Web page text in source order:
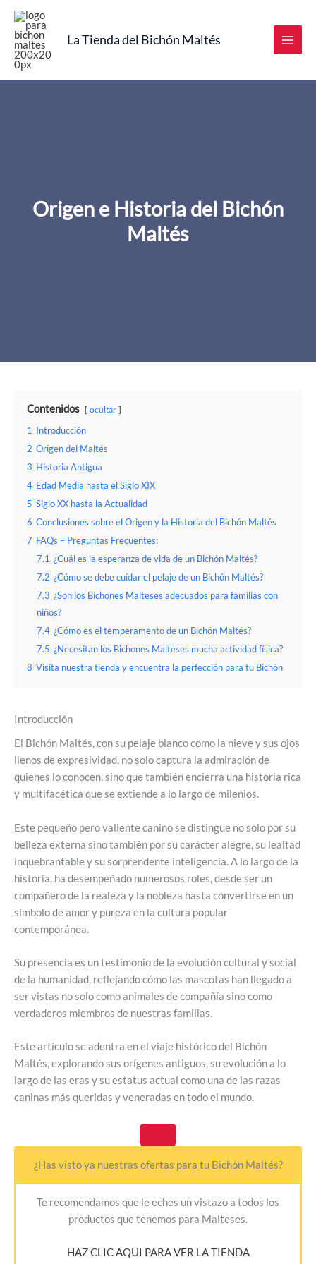
contenido
La Tienda del Bichón Maltés
Origen e Historia del Bichón
Maltés
Contenidos ocultar
1 Introducción
2 Origen del Maltés
3 Historia Antigua
4 Edad Media hasta el Siglo XIX
5 Siglo XX hasta la Actualidad
6 Conclusiones sobre el Origen y la Historia del Bichón Maltés
7 FAQs – Preguntas Frecuentes:
7.1 ¿Cuál es la esperanza de vida de un Bichón Maltés?
7.2 ¿Cómo se debe cuidar el pelaje de un Bichón Maltés?
7.3 ¿Son los Bichones Malteses adecuados para familias con
niños?
7.4 ¿Cómo es el temperamento de un Bichón Maltés?
7.5 ¿Necesitan los Bichones Malteses mucha actividad física?
8 Visita nuestra tienda y encuentra la perfección para tu Bichón
Introducción
El Bichón Maltés, con su pelaje blanco como la nieve y sus ojos
llenos de expresividad, no solo captura la admiración de
quienes lo conocen, sino que también encierra una historia rica
y multifacética que se extiende a lo largo de milenios.
Este pequeño pero valiente canino se distingue no solo por su
belleza externa sino también por su carácter alegre, su lealtad
inquebrantable y su sorprendente inteligencia. A lo largo de la
historia, ha desempeñado numerosos roles, desde ser un
compañero de la realeza y la nobleza hasta convertirse en un
símbolo de amor y pureza en la cultura popular
contemporánea.
Su presencia es un testimonio de la evolución cultural y social
de la humanidad, reflejando cómo las mascotas han llegado a
ser vistas no solo como animales de compañía sino como
verdaderos miembros de nuestras familias.
Este artículo se adentra en el viaje histórico del Bichón
Maltés, explorando sus orígenes antiguos, su evolución a lo
largo de las eras y su estatus actual como una de las razas
caninas más queridas y veneradas en todo el mundo.
¿Has visto ya nuestras ofertas para tu Bichón Maltés?
Te recomendamos que le eches un vistazo a todos los
productos que tenemos para Malteses.
HAZ CLIC AQUI PARA VER LA TIENDA